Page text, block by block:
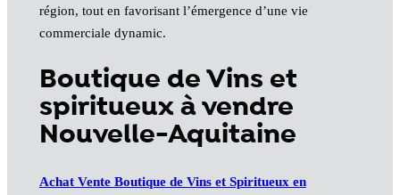
région, tout en favorisant l’émergence d’une vie
commerciale dynamic.
Boutique de Vins et
spiritueux à vendre
Nouvelle-Aquitaine
Achat Vente Boutique de Vins et Spiritueux en